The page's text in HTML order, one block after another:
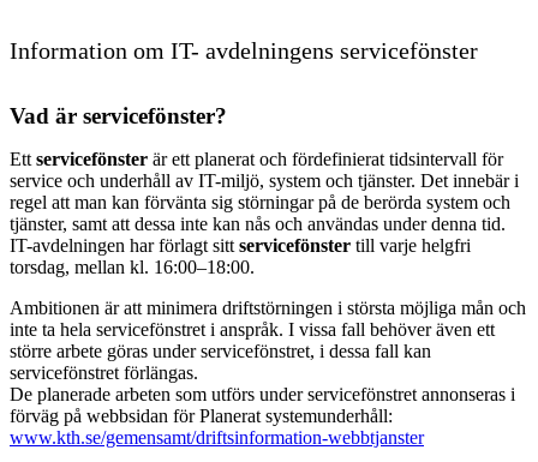
Information om IT- avdelningens servicefönster
Vad är servicefönster?
Ett servicefönster är ett planerat och fördefinierat tidsintervall för
service och underhåll av IT-miljö, system och tjänster. Det innebär i
regel att man kan förvänta sig störningar på de berörda system och
tjänster, samt att dessa inte kan nås och användas under denna tid.
IT-avdelningen har förlagt sitt servicefönster till varje helgfri
torsdag, mellan kl. 16:00–18:00.
Ambitionen är att minimera driftstörningen i största möjliga mån och
inte ta hela servicefönstret i anspråk. I vissa fall behöver även ett
större arbete göras under servicefönstret, i dessa fall kan
servicefönstret förlängas.
De planerade arbeten som utförs under servicefönstret annonseras i
förväg på webbsidan för Planerat systemunderhåll:
www.kth.se/gemensamt/driftsinformation-webbtjanster